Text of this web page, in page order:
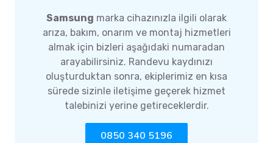
Samsung marka cihazınızla ilgili olarak
arıza, bakım, onarım ve montaj hizmetleri
almak için bizleri aşağıdaki numaradan
arayabilirsiniz. Randevu kaydınızı
oluşturduktan sonra, ekiplerimiz en kısa
sürede sizinle iletişime geçerek hizmet
talebinizi yerine getireceklerdir.
0850 340 5196